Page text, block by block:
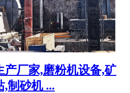
产厂家,磨粉机设备,矿
,制砂机 ...